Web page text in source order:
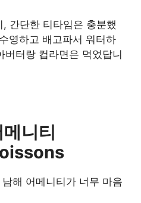
간단한 티타임은 충분했
영하고 배고파서 워터하
버터랑 컵라면은 먹었답니
니티
해 어메니티가 너무 마음